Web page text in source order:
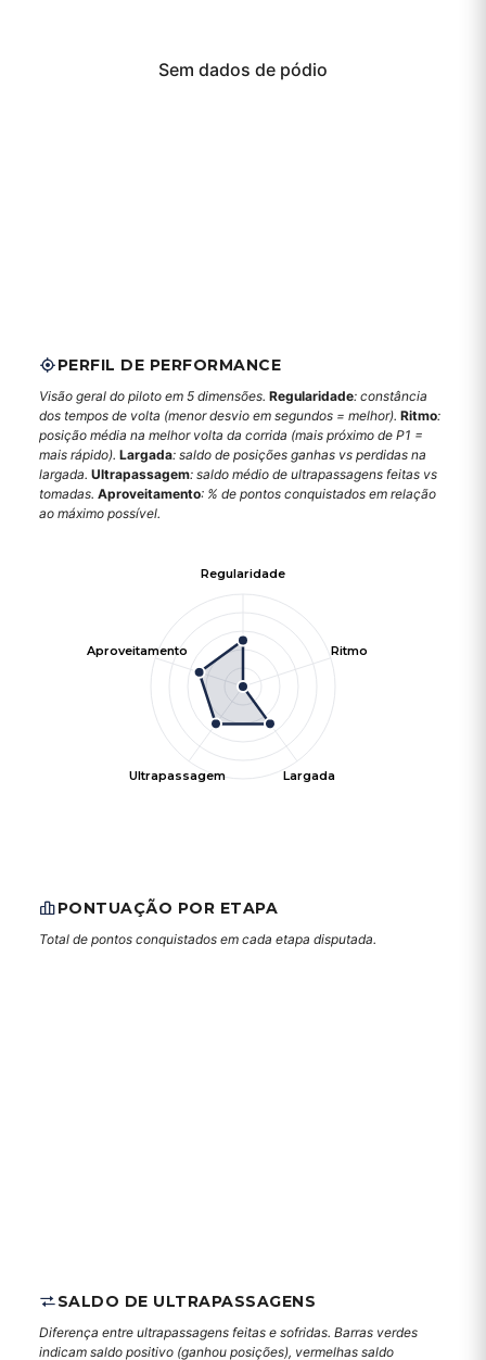
Sem dados de pódio
PERFIL DE PERFORMANCE
Visão geral do piloto em 5 dimensões. Regularidade: constância
dos tempos de volta (menor desvio em segundos = melhor). Ritmo:
posição média na melhor volta da corrida (mais próximo de P1 =
mais rápido). Largada: saldo de posições ganhas vs perdidas na
largada. Ultrapassagem: saldo médio de ultrapassagens feitas vs
tomadas. Aproveitamento: % de pontos conquistados em relação
ao máximo possível.
Regularidade
Ritmo
Largada
Ultrapassagem
Aproveitamento
PONTUAÇÃO POR ETAPA
Total de pontos conquistados em cada etapa disputada.
SALDO DE ULTRAPASSAGENS
Diferença entre ultrapassagens feitas e sofridas. Barras verdes
indicam saldo positivo (ganhou posições), vermelhas saldo